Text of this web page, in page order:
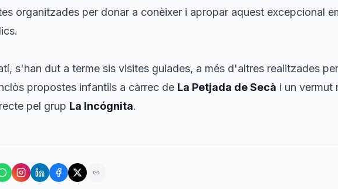
organitzades per donar a conèixer i apropar aquest excepcional
s'han dut a terme sis visites guiades, a més d'altres realitzades
propostes infantils a càrrec de La Petjada de Secà i un vermut
pel grup La Incógnita.